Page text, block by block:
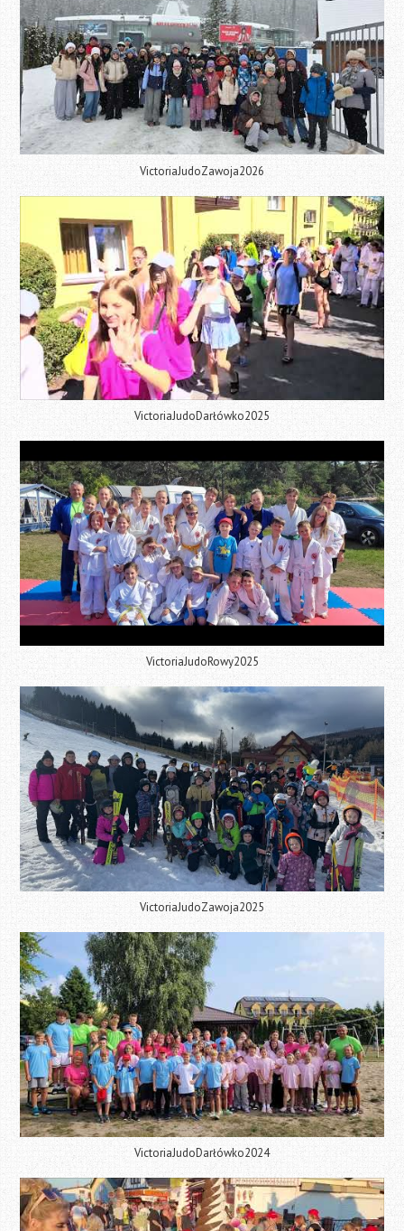
VictoriaJudoZawoja2026
VictoriaJudoDarłówko2025
VictoriaJudoRowy2025
VictoriaJudoZawoja2025
VictoriaJudoDarłówko2024